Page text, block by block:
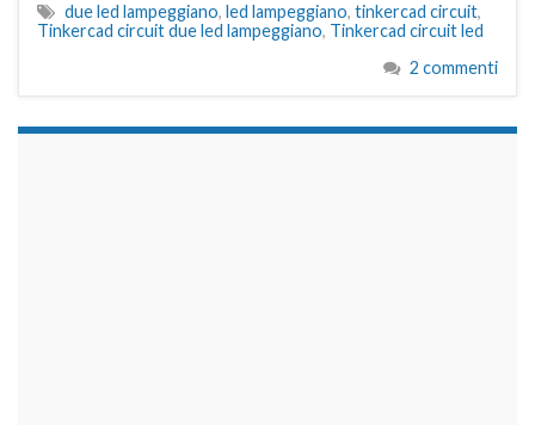
due led lampeggiano, led lampeggiano, tinkercad circuit,
Tinkercad circuit due led lampeggiano, Tinkercad circuit led
2 commenti